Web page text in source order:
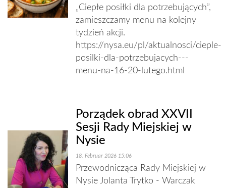
„Ciepłe posiłki dla potrzebujących”,
zamieszczamy menu na kolejny
tydzień akcji.
https://nysa.eu/pl/aktualnosci/cieple-
posilki-dla-potrzebujacych---
menu-na-16-20-lutego.html
Porządek obrad XXVII
Sesji Rady Miejskiej w
Nysie
18. Februar 2026 15:06
Przewodnicząca Rady Miejskiej w
Nysie Jolanta Trytko - Warczak